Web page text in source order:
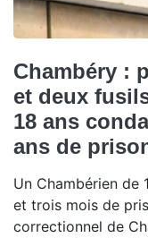
Chambéry :
et deux
18 ans
ans de
Un Chambérien de
et trois mois de
correctionnel de